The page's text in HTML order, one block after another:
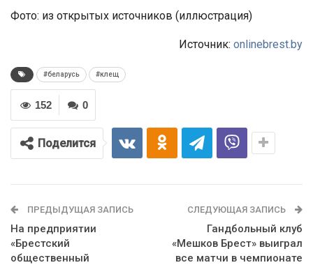
Фото: из открытых источников (иллюстрация)
Источник: onlinebrest.by
#беларусь #клещ
0
152
Поделится
ПРЕДЫДУЩАЯ ЗАПИСЬ
На предприятии
«Брестский
общественный
СЛЕДУЮЩАЯ ЗАПИСЬ
Гандбольный клуб
«Мешков Брест» выиграл
все матчи в чемпионате